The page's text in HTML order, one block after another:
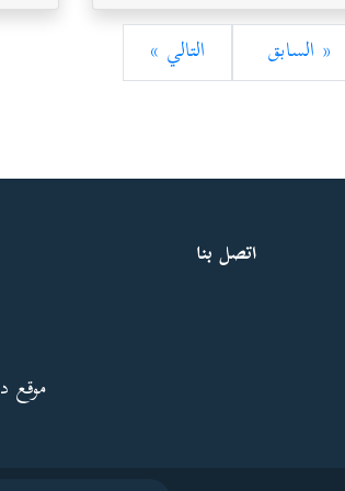
« السابق التالي »
اتصل بنا
موقع